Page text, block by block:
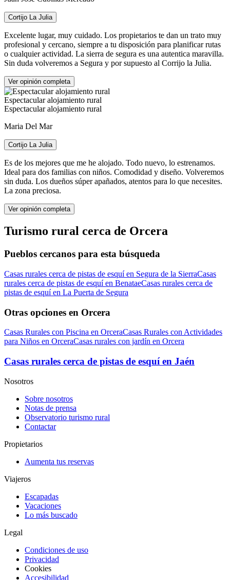
Cortijo La Julia
Excelente lugar, muy cuidado. Los propietarios te dan un trato muy
profesional y cercano, siempre a tu disposición para planificar rutas
o cualquier actividad. La sierra de segura es una autentica maravilla.
Sin duda volveremos a Segura y por supuesto al Corrijo la Julia.
Ver opinión completa
Espectacular alojamiento rural
Maria Del Mar
Cortijo La Julia
Es de los mejores que me he alojado. Todo nuevo, lo estrenamos.
Ideal para dos familias con niños. Comodidad y diseño. Volveremos
sin duda. Los dueños súper apañados, atentos para lo que necesites.
La zona preciosa.
Ver opinión completa
Turismo rural cerca de Orcera
Pueblos cercanos para esta búsqueda
Casas rurales cerca de pistas de esquí en Segura de la SierraCasas
rurales cerca de pistas de esquí en BenataeCasas rurales cerca de
pistas de esquí en La Puerta de Segura
Otras opciones en Orcera
Casas Rurales con Piscina en OrceraCasas Rurales con Actividades
para Niños en OrceraCasas rurales con jardín en Orcera
Casas rurales cerca de pistas de esquí en Jaén
Nosotros
Sobre nosotros
Notas de prensa
Observatorio turismo rural
Contactar
Propietarios
Aumenta tus reservas
Viajeros
Escapadas
Vacaciones
Lo más buscado
Legal
Condiciones de uso
Privacidad
Cookies
Accesibilidad